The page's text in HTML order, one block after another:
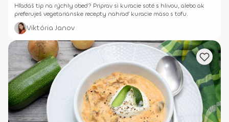
Hľadáš tip na rýchly obed? Priprav si kuracie soté s hlivou, alebo ak
preferuješ vegetariánske recepty nahraď kuracie mäso s tofu.
Viktória Janov